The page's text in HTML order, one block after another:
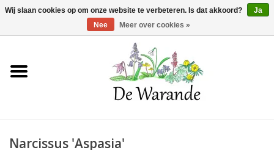
Winkelwagen >0 Artikelen - €0,00
Home
Voorjaarsbloeiers
Narcissus 'Aspasia'
Wij slaan cookies op om onze website te verbeteren. Is dat akkoord?
Ja
Nee
Meer over cookies »